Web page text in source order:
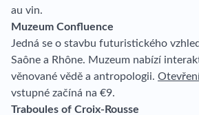
au vin.
Muzeum Confluence
Jedná se o stavbu futuristického
Saône a Rhône. Muzeum nabízí
věnované vědě a antropologii.
vstupné začíná na €9.
Traboules of Croix-Rousse